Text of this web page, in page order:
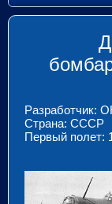
Разработчик:
Страна: СССР
Первый полет: